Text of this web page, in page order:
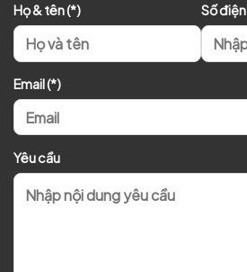
Họ & tên (*) Số
Email (*)
Yêu cầu